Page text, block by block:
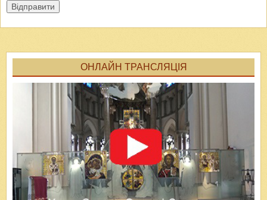
Відправити
ОНЛАЙН ТРАНСЛЯЦІЯ